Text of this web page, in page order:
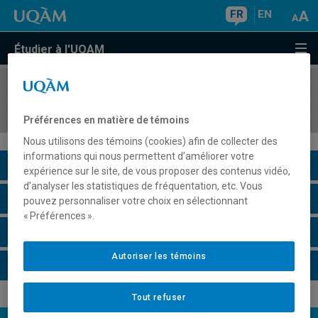
FR EN
Étudier à l'UQAM
COURS//
Description du cours
Horaire - Été 2026
Préférences en matière de témoins
Nous utilisons des témoins (cookies) afin de collecter des
informations qui nous permettent d’améliorer votre
expérience sur le site, de vous proposer des contenus vidéo,
d’analyser les statistiques de fréquentation, etc. Vous
pouvez personnaliser votre choix en sélectionnant
« Préférences ».
Tout refuser
Autoriser les témoins